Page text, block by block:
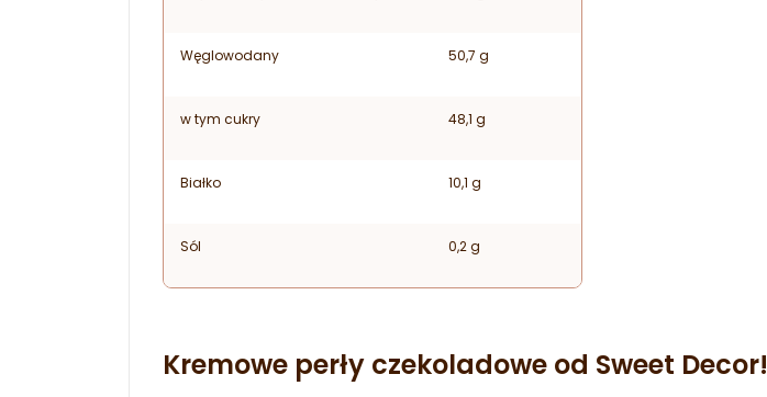
Węglowodany 50,7 g
w tym cukry 48,1 g
Białko 10,1 g
Sól 0,2 g
Kremowe perły czekoladowe od Sweet Decor!